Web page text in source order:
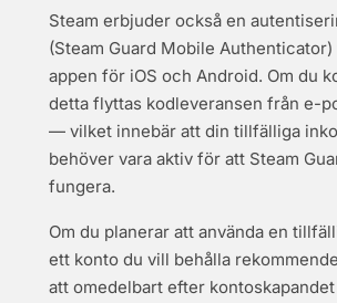
Steam erbjuder också en
(Steam Guard Mobile Authenticator)
appen för iOS och Android. Om du
detta flyttas kodleveransen från e-
— vilket innebär att din tillfälliga
behöver vara aktiv för att Steam
fungera.
Om du planerar att använda en
ett konto du vill behålla
att omedelbart efter